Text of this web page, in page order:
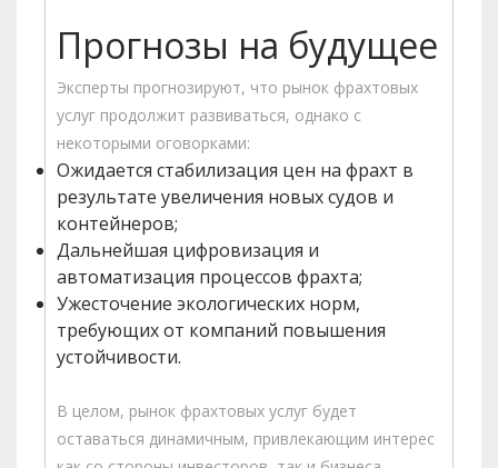
Прогнозы на будущее
Эксперты прогнозируют, что рынок фрахтовых
услуг продолжит развиваться, однако с
некоторыми оговорками:
Ожидается стабилизация цен на фрахт в
результате увеличения новых судов и
контейнеров;
Дальнейшая цифровизация и
автоматизация процессов фрахта;
Ужесточение экологических норм,
требующих от компаний повышения
устойчивости.
В целом, рынок фрахтовых услуг будет
оставаться динамичным, привлекающим интерес